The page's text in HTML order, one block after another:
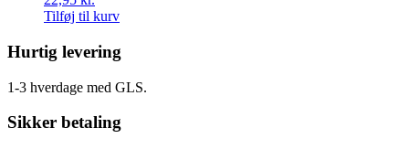
Tilføj til kurv
Hurtig levering
1-3 hverdage med GLS.
Sikker betaling